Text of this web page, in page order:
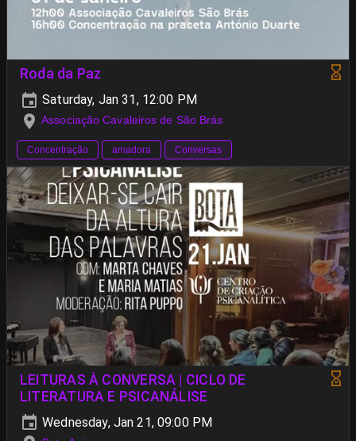
Roda da Paz
Saturday, Jan 31, 12:00 PM
Associação Cavaleiros de São Brás
Concentração amadora Conversas
LEITURAS À CONVERSA | CICLO DE
LITERATURA E PSICANÁLISE
Wednesday, Jan 21, 09:00 PM